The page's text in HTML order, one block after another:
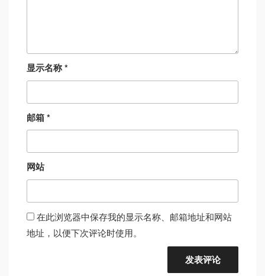
显示名称*
邮箱*
网站
在此浏览器中保存我的显示名称、邮箱地址和网站
地址，以便下次评论时使用。